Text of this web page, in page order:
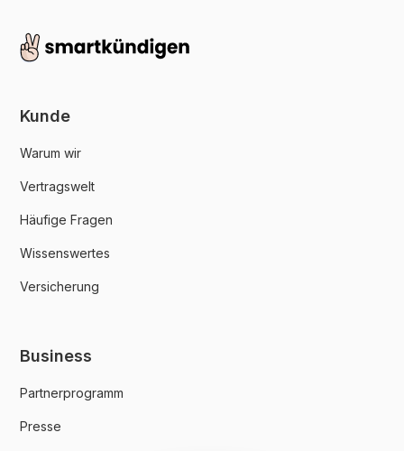
Kunde
Warum wir
Vertragswelt
Häufige Fragen
Wissenswertes
Versicherung
Business
Partnerprogramm
Presse